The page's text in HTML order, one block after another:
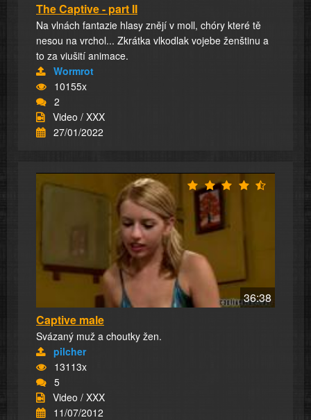
The Captive - part II
Na vlnách fantazie hlasy znějí v moll, chóry které tě
nesou na vrchol... Zkrátka vlkodlak vojebe ženštinu a
to za viušití animace.
Wormrot
10155x
2
Video / XXX
27/01/2022
36:38
Captive male
Svázaný muž a choutky žen.
pilcher
13113x
5
Video / XXX
11/07/2012